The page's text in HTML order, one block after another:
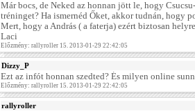
Már bocs, de Neked az honnan jött le, hogy
tréninget? Ha ismernéd Őket, akkor tudnán, hogy
Mert, hogy a András ( a faterja) ezért biztosan
Laci
Előzmény: rallyroller 15. 2013-01-29 22:42:05
Dizzy_P
Ezt az infót honnan szedted? És milyen online
Előzmény: rallyroller 15. 2013-01-29 22:42:05
rallyroller